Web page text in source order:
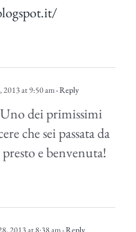
2013 at 9:50 am- Reply
dei primissimi
che sei passata da
e benvenuta!
2013 at 8:38 am- Reply